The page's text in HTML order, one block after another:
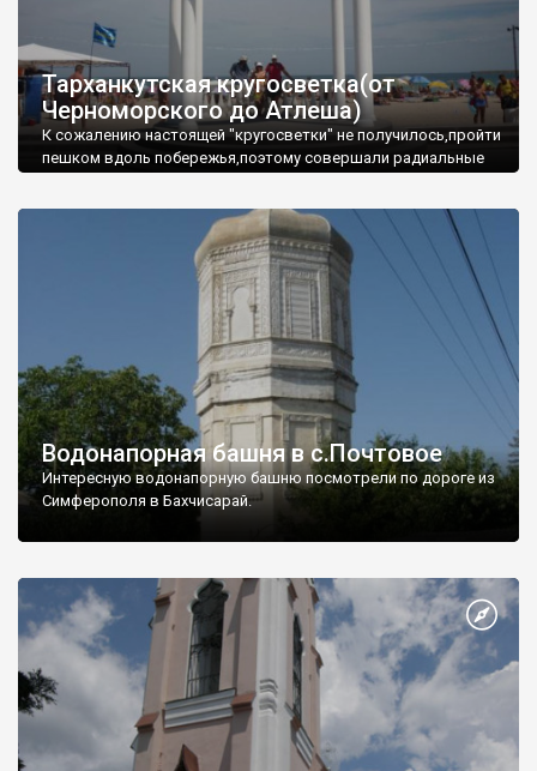
Тарханкутская кругосветка(от
Черноморского до Атлеша)
К сожалению настоящей "кругосветки" не получилось,пройти
пешком вдоль побережья,поэтому совершали радиальные
Водонапорная башня в с.Почтовое
Интересную водонапорную башню посмотрели по дороге из
Симферополя в Бахчисарай.